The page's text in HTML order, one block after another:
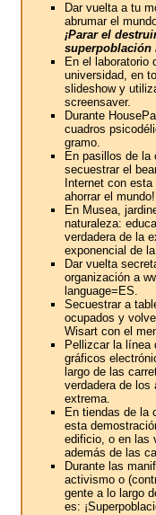
Dar vuelta a tu
abrumar el
¡Parar el
superpoblación
En el laboratorio
universidad, en
slideshow y
screensaver.
Durante
cuadros
gramo.
En pasillos de la
secuestrar el
Internet con
ahorrar el mundo!
En Musea,
naturaleza:
verdadera de la
exponencial de
Dar vuelta
organización a
language=ES.
Secuestrar a
ocupados y
Wisart con el
Pellizcar la línea
gráficos
largo de las
verdadera de los
extrema.
En tiendas de la
esta
edificio, o en las
además de las
Durante las
activismo o
gente a lo largo
es: